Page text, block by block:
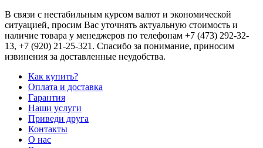
В связи с нестабильным курсом валют и экономической
ситуацией, просим Вас уточнять актуальную стоимость и
наличие товара у менеджеров по телефонам +7 (473) 292-32-
13, +7 (920) 21-25-321 . Спасибо за понимание, приносим
извинения за доставленные неудобства.
Как купить?
Оплата и доставка
Гарантия
Наши услуги
Приведи друга
Контакты
О нас